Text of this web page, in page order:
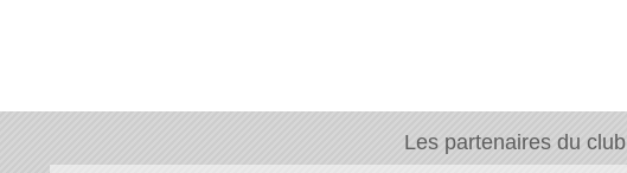
Les partenaires du club